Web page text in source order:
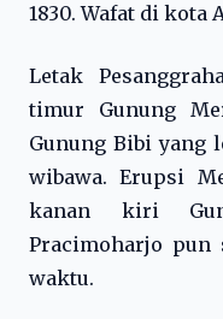
1830. Wafat di kota
Letak
timur Gunung
Gunung Bibi yang
wibawa. Erupsi
kanan kiri
Pracimoharjo pun
waktu.